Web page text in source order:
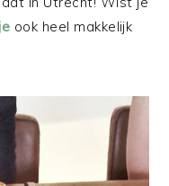
ook heel makkelijk